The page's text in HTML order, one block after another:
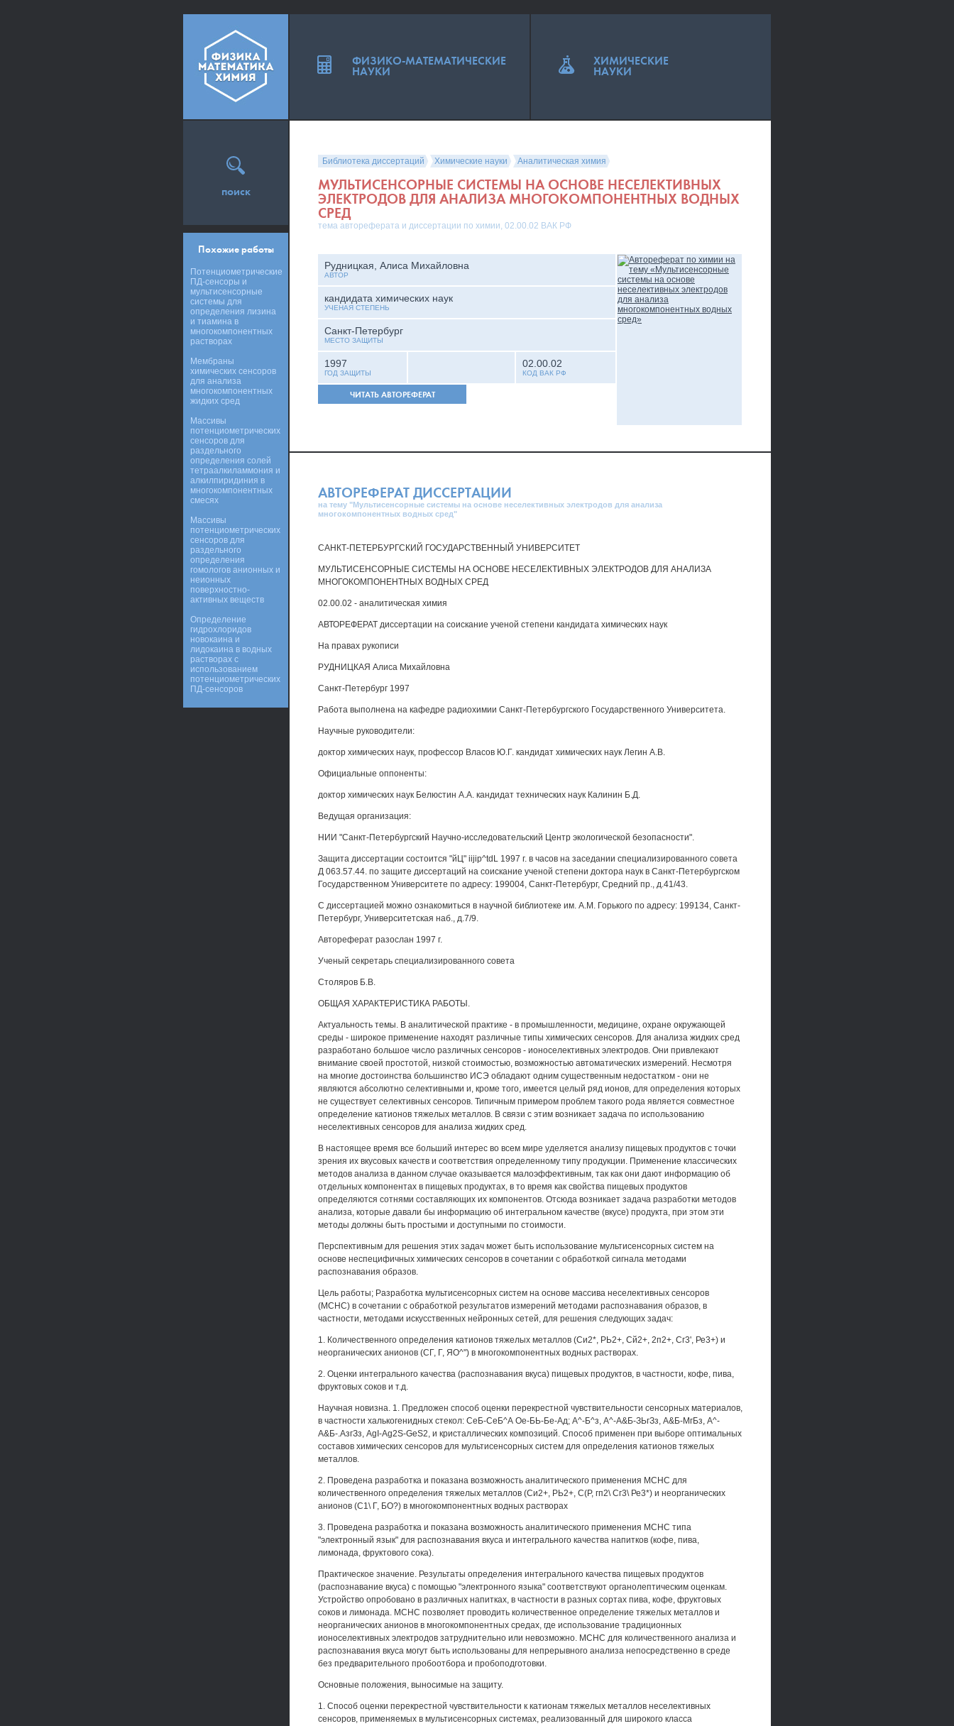
Библиотека диссертаций Химические науки Аналитическая химия
МУЛЬТИСЕНСОРНЫЕ СИСТЕМЫ НА ОСНОВЕ НЕСЕЛЕКТИВНЫХ
ЭЛЕКТРОДОВ ДЛЯ АНАЛИЗА МНОГОКОМПОНЕНТНЫХ ВОДНЫХ
СРЕД
тема автореферата и диссертации по химии, 02.00.02 ВАК РФ
Рудницкая, Алиса Михайловна
АВТОР
кандидата химических наук
УЧЕНАЯ СТЕПЕНЬ
Санкт-Петербург
МЕСТО ЗАЩИТЫ
1997
ГОД ЗАЩИТЫ
02.00.02
КОД ВАК РФ
ЧИТАТЬ АВТОРЕФЕРАТ
АВТОРЕФЕРАТ ДИССЕРТАЦИИ
на тему "Мультисенсорные системы на основе неселективных электродов для анализа
многокомпонентных водных сред"
САНКТ-ПЕТЕРБУРГСКИЙ ГОСУДАРСТВЕННЫЙ УНИВЕРСИТЕТ
МУЛЬТИСЕНСОРНЫЕ СИСТЕМЫ НА ОСНОВЕ НЕСЕЛЕКТИВНЫХ ЭЛЕКТРОДОВ ДЛЯ АНАЛИЗА
МНОГОКОМПОНЕНТНЫХ ВОДНЫХ СРЕД
02.00.02 - аналитическая химия
АВТОРЕФЕРАТ диссертации на соискание ученой степени кандидата химических наук
На правах рукописи
РУДНИЦКАЯ Алиса Михайловна
Санкт-Петербург 1997
Работа выполнена на кафедре радиохимии Санкт-Петербургского Государственного Университета.
Научные руководители:
доктор химических наук, профессор Власов Ю.Г. кандидат химических наук Легин A.B.
Официальные оппоненты:
доктор химических наук Белюстин A.A. кандидат технических наук Калинин Б.Д.
Ведущая организация:
НИИ "Санкт-Петербургский Научно-исследовательский Центр экологической безопасности".
Защита диссертации состоится "йЦ" iijip^tdL 1997 г. в часов на заседании специализированного совета
Д 063.57.44. по защите диссертаций на соискание ученой степени доктора наук в Санкт-Петербургском
Государственном Университете по адресу: 199004, Санкт-Петербург, Средний пр., д.41/43.
С диссертацией можно ознакомиться в научной библиотеке им. A.M. Горького по адресу: 199134, Санкт-
Петербург, Университетская наб., д.7/9.
Автореферат разослан 1997 г.
Ученый секретарь специализированного совета
Столяров Б.В.
ОБЩАЯ ХАРАКТЕРИСТИКА РАБОТЫ.
Актуальность темы. В аналитической практике - в промышленности, медицине, охране окружающей
среды - широкое применение находят различные типы химических сенсоров. Для анализа жидких сред
разработано большое число различных сенсоров - ионоселективных электродов. Они привлекают
внимание своей простотой, низкой стоимостью, возможностью автоматических измерений. Несмотря
на многие достоинства большинство ИСЭ обладают одним существенным недостатком - они не
являются абсолютно селективными и, кроме того, имеется целый ряд ионов, для определения которых
не существует селективных сенсоров. Типичным примером проблем такого рода является совместное
определение катионов тяжелых металлов. В связи с этим возникает задача по использованию
неселективных сенсоров для анализа жидких сред.
В настоящее время все больший интерес во всем мире уделяется анализу пищевых продуктов с точки
зрения их вкусовых качеств и соответствия определенному типу продукции. Применение классических
методов анализа в данном случае оказывается малоэффективным, так как они дают информацию об
отдельных компонентах в пищевых продуктах, в то время как свойства пищевых продуктов
определяются сотнями составляющих их компонентов. Отсюда возникает задача разработки методов
анализа, которые давали бы информацию об интегральном качестве (вкусе) продукта, при этом эти
методы должны быть простыми и доступными по стоимости.
Перспективным для решения этих задач может быть использование мультисенсорных систем на
основе неспецифичных химических сенсоров в сочетании с обработкой сигнала методами
распознавания образов.
Цель работы; Разработка мультисенсорных систем на основе массива неселективных сенсоров
(МСНС) в сочетании с обработкой результатов измерений методами распознавания образов, в
частности, методами искусственных нейронных сетей, для решения следующих задач:
1. Количественного определения катионов тяжелых металлов (Си2*, РЬ2+, Сй2+, 2п2+, Сг3', Ре3+) и
неорганических анионов (СГ, Г, ЯО^") в многокомпонентных водных растворах.
2. Оценки интегрального качества (распознавания вкуса) пищевых продуктов, в частности, кофе, пива,
фруктовых соков и т.д.
Научная новизна. 1. Предложен способ оценки перекрестной чувствительности сенсорных материалов,
в частности халькогенидных стекол: СеБ-СеБ^А Ое-БЬ-Бе-Ад; А^-Б^з, А^-А&Б-ЗЬгЗз, А&Б-МгБз, А^-
А&Б-.АзгЗз, AgI-Ag2S-GeS2, и кристаллических композиций. Способ применен при выборе оптимальных
составов химических сенсоров для мультисенсорных систем для определения катионов тяжелых
металлов.
2. Проведена разработка и показана возможность аналитического применения МСНС для
количественного определения тяжелых металлов (Си2+, РЬ2+, С(Р, гп2\ Сг3\ Ре3*) и неорганических
анионов (С1\ Г, БО?) в многокомпонентных водных растворах
3. Проведена разработка и показана возможность аналитического применения МСНС типа
"электронный язык" для распознавания вкуса и интегрального качества напитков (кофе, пива,
лимонада, фруктового сока).
Практическое значение. Результаты определения интегрального качества пищевых продуктов
(распознавание вкуса) с помощью "электронного языка" соответствуют органолептическим оценкам.
Устройство опробовано в различных напитках, в частности в разных сортах пива, кофе, фруктовых
соков и лимонада. МСНС позволяет проводить количественное определение тяжелых металлов и
неорганических анионов в многокомпонентных средах, где использование традиционных
ионоселективных электродов затруднительно или невозможно. МСНС для количественного анализа и
распознавания вкуса могут быть использованы для непрерывного анализа непосредственно в среде
без предварительного пробоотбора и пробоподготовки.
Основные положения, выносимые на защиту.
1. Способ оценки перекрестной чувствительности к катионам тяжелых металлов неселективных
сенсоров, применяемых в мультисенсорных системах, реализованный для широкого класса
поиск
Похожие работы
Потенциометрические
ПД-сенсоры и
мультисенсорные
системы для
определения лизина
и тиамина в
многокомпонентных
растворах
Мембраны
химических сенсоров
для анализа
многокомпонентных
жидких сред
Массивы
потенциометрических
сенсоров для
раздельного
определения солей
тетраалкиламмония и
алкилпиридиния в
многокомпонентных
смесях
Массивы
потенциометрических
сенсоров для
раздельного
определения
гомологов анионных и
неионных
поверхностно-
активных веществ
Определение
гидрохлоридов
новокаина и
лидокаина в водных
растворах с
использованием
потенциометрических
ПД-сенсоров
ФИЗИКО-МАТЕМАТИЧЕСКИЕ
НАУКИ
ХИМИЧЕСКИЕ
НАУКИ